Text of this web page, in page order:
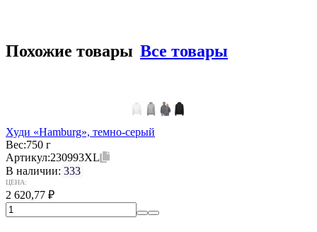
Похожие товары Все товары
Худи «Hamburg», темно-серый
Вес:750 г
Артикул:230993XL
В наличии: 333
ЦЕНА:
2 620,77 ₽